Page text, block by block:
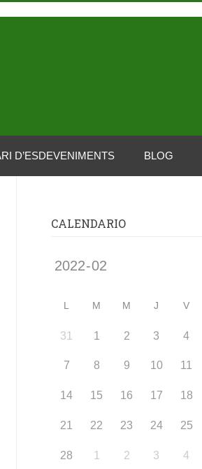
D’ESDEVENIMENTS BLOG
CALENDARIO
L M M J V
31 1 2 3 4
7 8 9 10 11
14 15 16 17 18
21 22 23 24 25
28 1 2 3 4